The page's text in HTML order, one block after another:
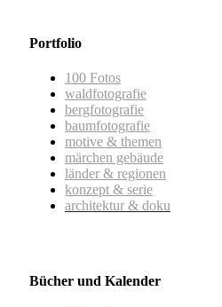
Portfolio
100 Fotos
waldfotografie
bergfotografie
baumfotografie
motive & themen
märchen gebäude
länder & regionen
konzept & serie
architektur & doku
Bücher und Kalender